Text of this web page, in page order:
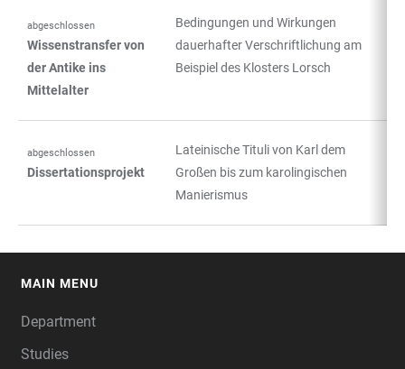
abgeschlossen
Wissenstransfer von
der Antike ins
Mittelalter
Bedingungen und Wirkungen
dauerhafter Verschriftlichung am
Beispiel des Klosters Lorsch
abgeschlossen
Dissertationsprojekt
Lateinische Tituli von Karl dem
Großen bis zum karolingischen
Manierismus
MAIN MENU
Department
Studies